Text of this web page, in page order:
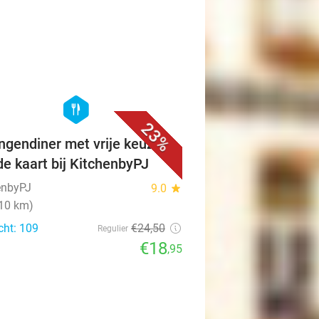
23%
hexagon
food
met vrije keuze
kaart bij KitchenbyPJ
9.0 star
km)
109
Regulier €24,50
€18,95